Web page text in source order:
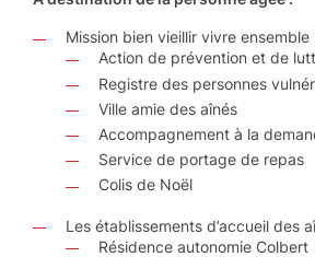
Mission bien vieillir vivre ensemble
Action de prévention et de
Registre des personnes
Ville amie des aînés
Accompagnement à la
Service de portage de repas
Colis de Noël
Les établissements d’accueil des
Résidence autonomie Colbert